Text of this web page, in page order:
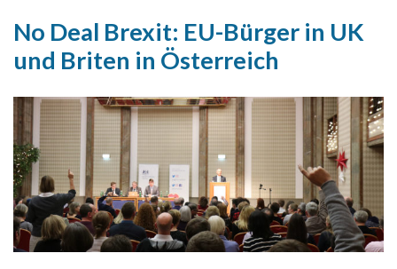
No Deal Brexit: EU-Bürger in UK
und Briten in Österreich